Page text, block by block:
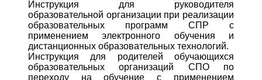
Инструкция для руководителя
образовательной организации при реализации
образовательных программ СПР с
применением электронного обучения и
дистанционных образовательных технологий.
Инструкция для родителей обучающихся
образовательных организаций СПО по
переходу на обучение с применением